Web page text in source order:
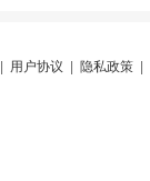
用户协议 隐私政策